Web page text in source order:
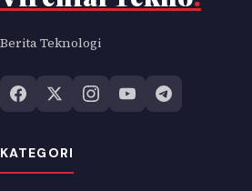
Berita Teknologi
KATEGORI